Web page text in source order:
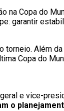
na Copa do
garantir
torneio. Além
Copa do
e vice-
o